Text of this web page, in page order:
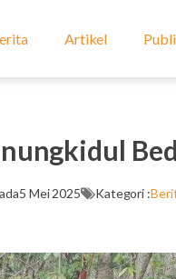
Artikel
5 Mei 2025 Kategori :